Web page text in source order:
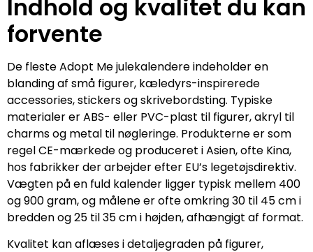
Indhold og kvalitet du kan
forvente
De fleste Adopt Me julekalendere indeholder en
blanding af små figurer, kæledyrs-inspirerede
accessories, stickers og skrivebordsting. Typiske
materialer er ABS- eller PVC-plast til figurer, akryl til
charms og metal til nøgleringe. Produkterne er som
regel CE-mærkede og produceret i Asien, ofte Kina,
hos fabrikker der arbejder efter EU’s legetøjsdirektiv.
Vægten på en fuld kalender ligger typisk mellem 400
og 900 gram, og målene er ofte omkring 30 til 45 cm i
bredden og 25 til 35 cm i højden, afhængigt af format.
Kvalitet kan aflæses i detaljegraden på figurer,